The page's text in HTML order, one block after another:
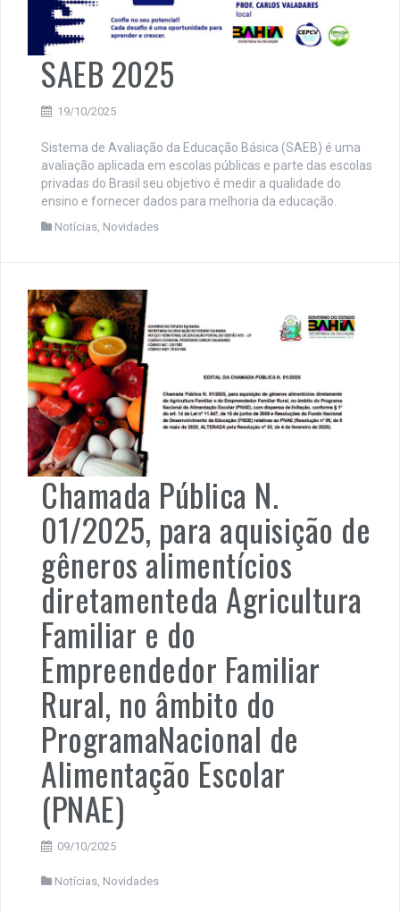
SAEB 2025
19/10/2025
Sistema de Avaliação da Educação Básica (SAEB) é uma
avaliação aplicada em escolas públicas e parte das escolas
privadas do Brasil seu objetivo é medir a qualidade do
ensino e fornecer dados para melhoria da educação.
Notícias, Novidades
Chamada Pública N.
01/2025, para aquisição de
gêneros alimentícios
diretamenteda Agricultura
Familiar e do
Empreendedor Familiar
Rural, no âmbito do
ProgramaNacional de
Alimentação Escolar
(PNAE)
09/10/2025
Notícias, Novidades